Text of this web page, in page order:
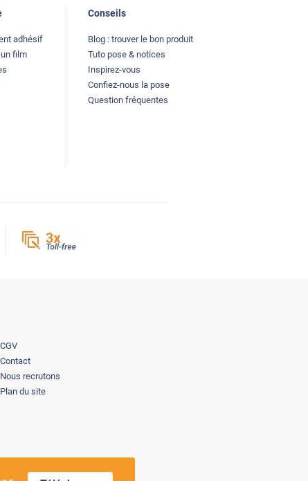
adhésif
film
Conseils
Blog : trouver le bon produit
Tuto pose & notices
Inspirez-vous
Confiez-nous la pose
Question fréquentes
CGV
Contact
Nous recrutons
Plan du site